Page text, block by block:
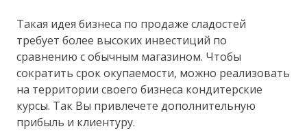
Такая идея бизнеса по продаже сладостей
требует более высоких инвестиций по
сравнению с обычным магазином. Чтобы
сократить срок окупаемости, можно реализовать
на территории своего бизнеса кондитерские
курсы. Так Вы привлечете дополнительную
прибыль и клиентуру.